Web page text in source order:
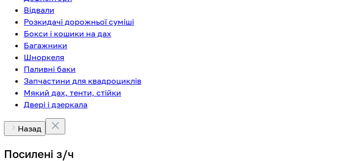
Відвали
Розкидачі дорожньої суміші
Бокси і кошики на дах
Багажники
Шноркеля
Паливні баки
Запчастини для квадроциклів
Мякий дах, тенти, стійки
Двері і дзеркала
Назад
Посилені з/ч